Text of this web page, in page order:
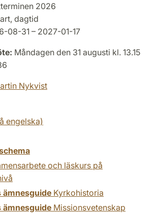
2026
dagtid
08-31 – 2027-01-17
Måndagen den 31 augusti kl. 13.15
Nykvist
engelska)
och läskurs på
ämnesguide Kyrkohistoria
ämnesguide Missionsvetenskap